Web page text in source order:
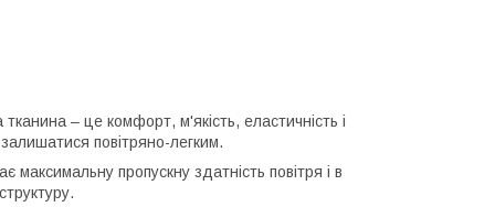
– це комфорт, м'якість, еластичність і
повітряно-легким.
пропускну здатність повітря і в